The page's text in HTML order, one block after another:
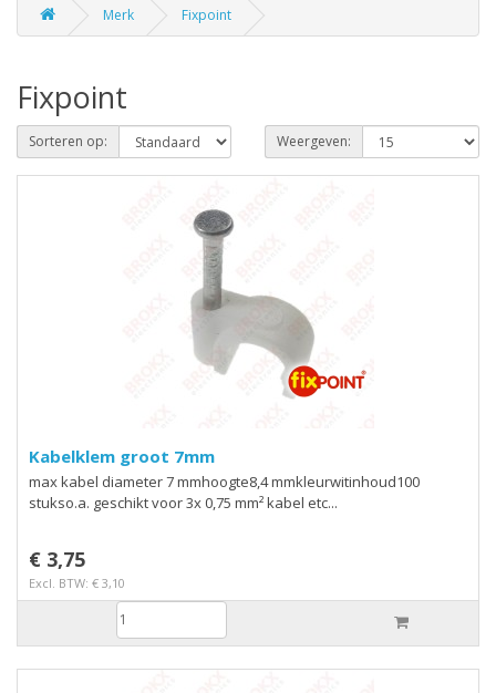
Merk Fixpoint
Fixpoint
Sorteren op: Weergeven:
Kabelklem groot 7mm
max kabel diameter 7 mmhoogte8,4 mmkleurwitinhoud100
stukso.a. geschikt voor 3x 0,75 mm² kabel etc...
€ 3,75
Excl. BTW: € 3,10